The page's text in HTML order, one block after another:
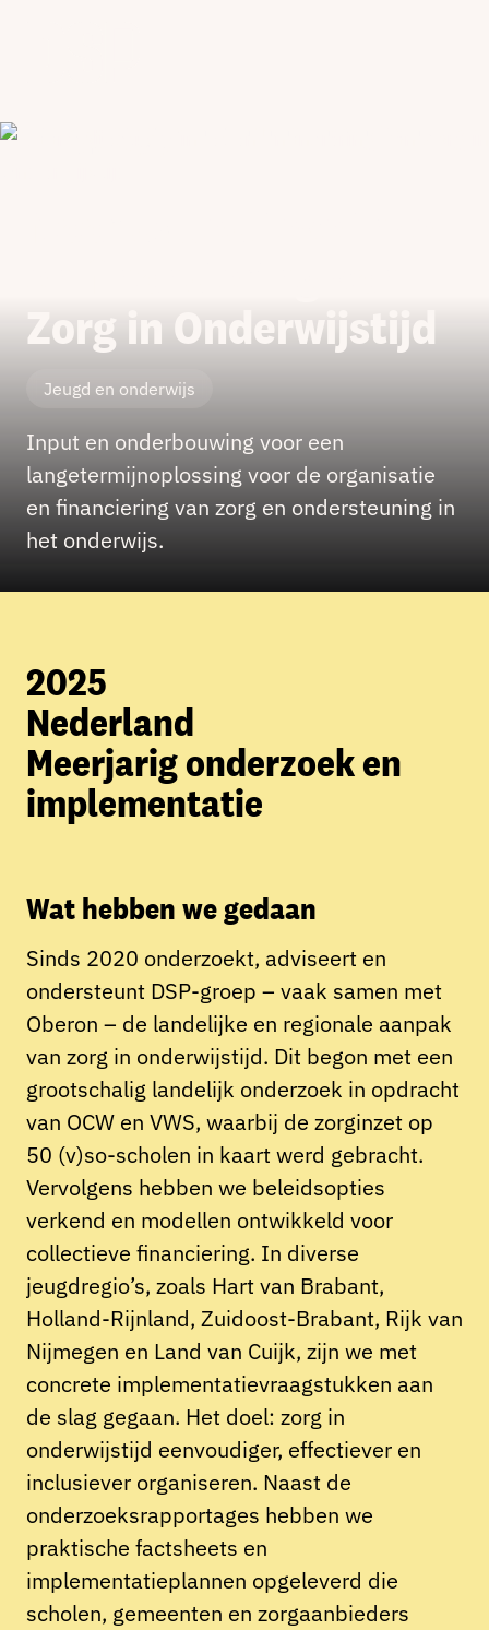
Zorg in Onderwijstijd
Jeugd en onderwijs
Input en onderbouwing voor een
langetermijnoplossing voor de organisatie
en financiering van zorg en ondersteuning in
het onderwijs.
2025
Nederland
Meerjarig onderzoek en
implementatie
Wat hebben we gedaan
Sinds 2020 onderzoekt, adviseert en
ondersteunt DSP-groep – vaak samen met
Oberon – de landelijke en regionale aanpak
van zorg in onderwijstijd. Dit begon met een
grootschalig landelijk onderzoek in opdracht
van OCW en VWS, waarbij de zorginzet op
50 (v)so-scholen in kaart werd gebracht.
Vervolgens hebben we beleidsopties
verkend en modellen ontwikkeld voor
collectieve financiering. In diverse
jeugdregio’s, zoals Hart van Brabant,
Holland-Rijnland, Zuidoost-Brabant, Rijk van
Nijmegen en Land van Cuijk, zijn we met
concrete implementatievraagstukken aan
de slag gegaan. Het doel: zorg in
onderwijstijd eenvoudiger, effectiever en
inclusiever organiseren. Naast de
onderzoeksrapportages hebben we
praktische factsheets en
implementatieplannen opgeleverd die
scholen, gemeenten en zorgaanbieders